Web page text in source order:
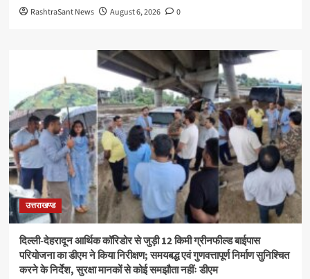
RashtraSant News August 6, 2026 0
उत्तराखण्ड
दिल्ली-देहरादून आर्थिक कॉरिडोर से जुड़ी 12 किमी ग्रीनफील्ड बाईपास
परियोजना का डीएम ने किया निरीक्षण; समयबद्ध एवं गुणवत्तापूर्ण निर्माण सुनिश्चित
करने के निर्देश, सुरक्षा मानकों से कोई समझौता नहींः डीएम